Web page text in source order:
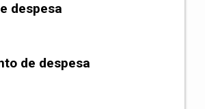
despesa
de despesa